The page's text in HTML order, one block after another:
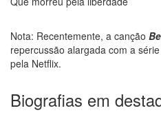
Nota: Recentemente, a canção
repercussão alargada com a série
pela Netflix.
Biografias em